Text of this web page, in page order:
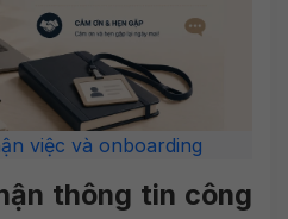
việc và onboarding
thông tin công